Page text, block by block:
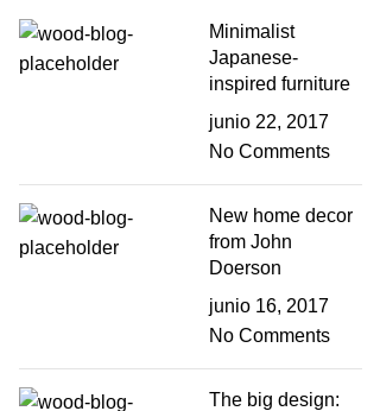
Minimalist
Japanese-
inspired furniture
junio 22, 2017
No Comments
New home decor
from John
Doerson
junio 16, 2017
No Comments
The big design: